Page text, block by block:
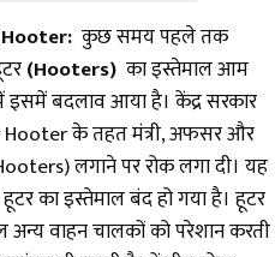
कुछ समय पहले तक
(Hooters) का इस्तेमाल आम
इसमें बदलाव आया है। केंद्र सरकार
के तहत मंत्री, अफसर और
लगाने पर रोक लगा दी। यह
का इस्तेमाल बंद हो गया है। हूटर
वाहन चालकों को परेशान करती